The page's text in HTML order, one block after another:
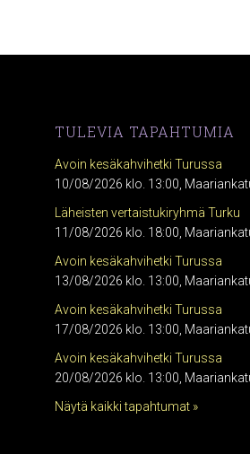
TULEVIA TAPAHTUMIA
Avoin kesäkahvihetki Turussa
10/08/2026 klo. 13:00,
Läheisten vertaistukiryhmä Turku
11/08/2026 klo. 18:00,
Avoin kesäkahvihetki Turussa
13/08/2026 klo. 13:00,
Avoin kesäkahvihetki Turussa
17/08/2026 klo. 13:00,
Avoin kesäkahvihetki Turussa
20/08/2026 klo. 13:00,
Näytä kaikki tapahtumat »